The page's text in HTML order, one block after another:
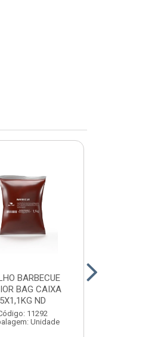
BARBECUE
BAG CAIXA
5X1,1KG ND
11292
Unidade